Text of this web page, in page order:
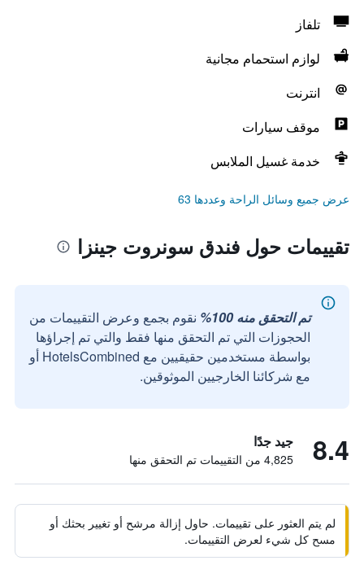
تلفاز
لوازم استحمام مجانية
انترنت
موقف سيارات
خدمة غسيل الملابس
عرض جميع وسائل الراحة وعددها 63
تقييمات حول فندق سونروت جينزا
تم التحقق منه 100%
نقوم بجمع وعرض التقييمات من
الحجوزات التي تم التحقق منها فقط والتي تم إجراؤها
بواسطة مستخدمين حقيقيين مع HotelsCombined أو
مع شركائنا الخارجيين الموثوقين.
8.4 جيد جدًا
4,825 من التقييمات تم التحقق منها
لم يتم العثور على تقييمات. حاول إزالة مرشح أو تغيير بحثك أو
مسح كل شيء لعرض التقييمات.